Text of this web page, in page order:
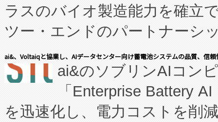
ラスのバイオ製造能力を確立
ツー・エンドのパートナーシ
表しました。 同社の実績ある
manufacturing™ (FCCM™) プ
たNeXは、バイオ医薬品製造
従来のフェッドバッチ施設の
ai&、Voltaiqと協業し、AIデータセンター向け蓄電池システムの品質、信
ai&のソブリンAIコン
「Enterprise Battery
を迅速化し、電力コストを削